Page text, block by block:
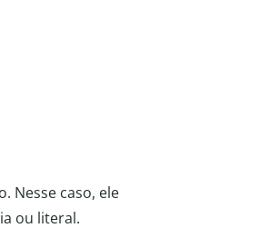
Nesse caso, ele
ou literal.